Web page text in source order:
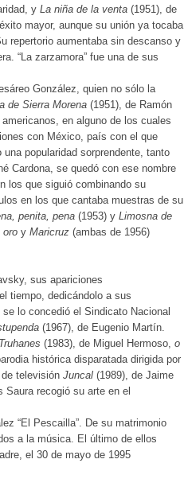
y La niña de la venta (1951), de
mayor, aunque su unión ya tocaba
repertorio aumentaba sin descanso y
“La zarzamora” fue una de sus
González, quien no sólo la
de Sierra Morena (1951), de Ramón
en alguno de los cuales
con México, país con el que
popularidad sorprendente, tanto
Cardona, se quedó con ese nombre
los que siguió combinando su
en los que cantaba muestras de su
penita, pena (1953) y Limosna de
oro y Maricruz (ambas de 1956)
sus apariciones
tiempo, dedicándolo a sus
lo concedió el Sindicato Nacional
(1967), de Eugenio Martín.
Truhanes (1983), de Miguel Hermoso, o
histórica disparatada dirigida por
televisión Juncal (1989), de Jaime
recogió su arte en el
“El Pescailla”. De su matrimonio
a la música. El último de ellos
el 30 de mayo de 1995